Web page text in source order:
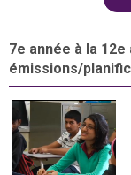
7e année à la 12e
émissions/